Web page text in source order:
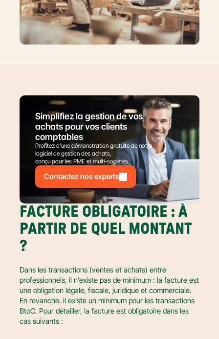
Simplifiez la gestion de vos
achats pour vos clients
comptables
Profitez d’une démonstration gratuite de notre
logiciel de gestion des achats,
conçu pour les PME et multi-sociétés.
Contactez nos experts
FACTURE OBLIGATOIRE : À
PARTIR DE QUEL MONTANT
?
Dans les transactions (ventes et achats) entre
professionnels, il n’existe pas de minimum : la facture est
une obligation légale, fiscale, juridique et commerciale.
En revanche, il existe un minimum pour les transactions
BtoC. Pour détailler, la facture est obligatoire dans les
cas suivants :